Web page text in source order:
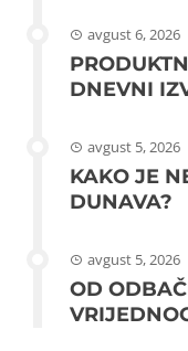
avgust 6, 2026
DNEVNI
avgust 5, 2026
KAKO JE
DUNAVA?
avgust 5, 2026
OD